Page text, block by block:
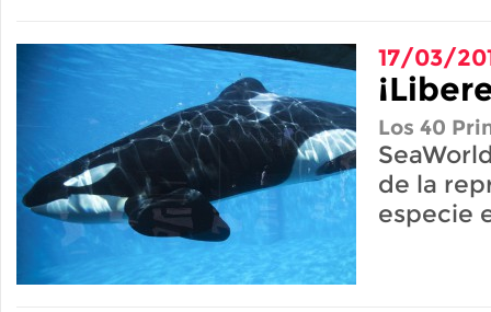
17/03/
Los 40
de la
especie